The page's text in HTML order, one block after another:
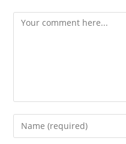
Comment
Enter
your